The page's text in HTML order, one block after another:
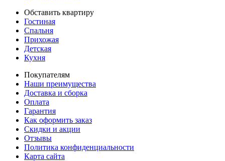
Обставить квартиру
Гостиная
Спальня
Прихожая
Детская
Кухня
Покупателям
Наши преимущества
Доставка и сборка
Оплата
Гарантия
Как оформить заказ
Скидки и акции
Отзывы
Политика конфиденциальности
Карта сайта